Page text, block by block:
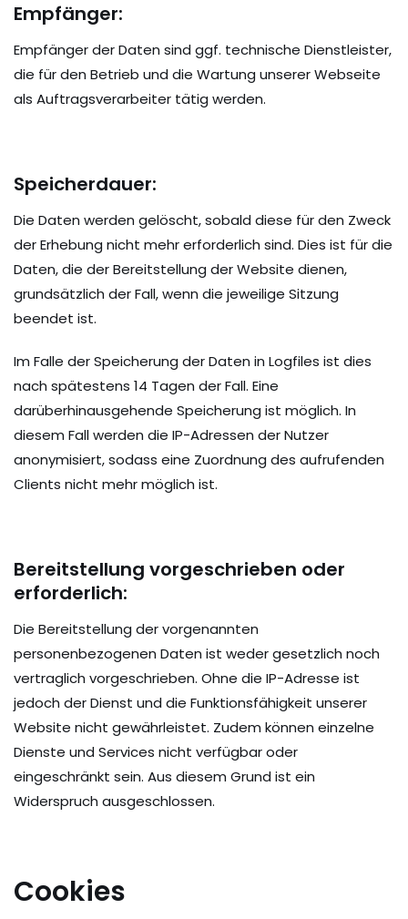
Empfänger:
Empfänger der Daten sind ggf. technische Dienstleister,
die für den Betrieb und die Wartung unserer Webseite
als Auftragsverarbeiter tätig werden.
Speicherdauer:
Die Daten werden gelöscht, sobald diese für den Zweck
der Erhebung nicht mehr erforderlich sind. Dies ist für die
Daten, die der Bereitstellung der Website dienen,
grundsätzlich der Fall, wenn die jeweilige Sitzung
beendet ist.
Im Falle der Speicherung der Daten in Logfiles ist dies
nach spätestens 14 Tagen der Fall. Eine
darüberhinausgehende Speicherung ist möglich. In
diesem Fall werden die IP-Adressen der Nutzer
anonymisiert, sodass eine Zuordnung des aufrufenden
Clients nicht mehr möglich ist.
Bereitstellung vorgeschrieben oder
erforderlich:
Die Bereitstellung der vorgenannten
personenbezogenen Daten ist weder gesetzlich noch
vertraglich vorgeschrieben. Ohne die IP-Adresse ist
jedoch der Dienst und die Funktionsfähigkeit unserer
Website nicht gewährleistet. Zudem können einzelne
Dienste und Services nicht verfügbar oder
eingeschränkt sein. Aus diesem Grund ist ein
Widerspruch ausgeschlossen.
Cookies